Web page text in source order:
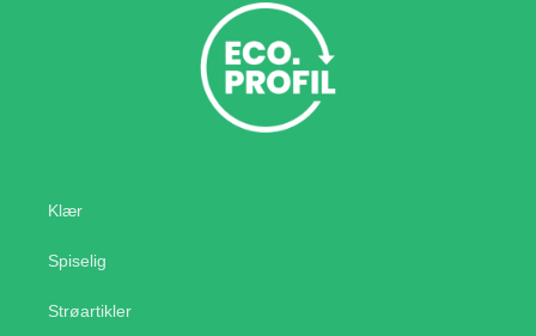
Klær
Spiselig
Strøartikler